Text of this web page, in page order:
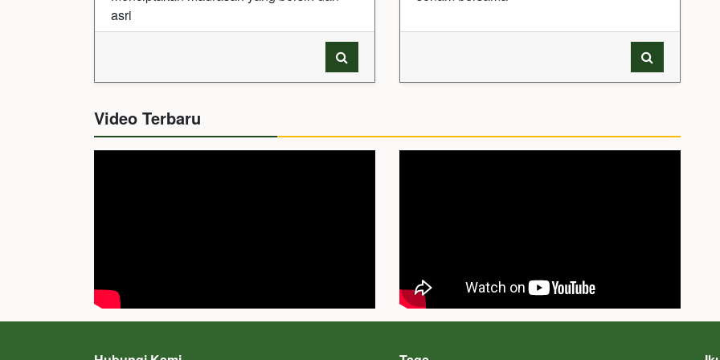
asri
Video Terbaru